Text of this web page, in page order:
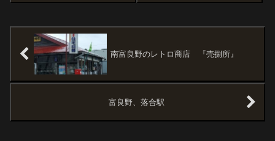
のは"螺湾（らわん）"という地
南富良野のレトロ商店 『売捌所』
富良野、落合駅